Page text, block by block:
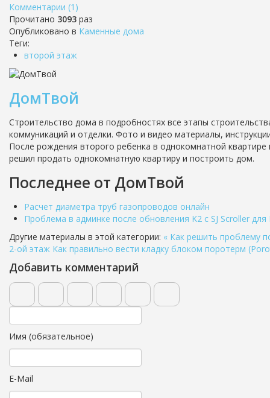
Комментарии (1)
Прочитано 3093раз
Опубликовано в Каменные дома
Теги:
второй этаж
ДомТвой
Строительство дома в подробностях все этапы
коммуникаций и отделки. Фото и видео материалы,
После рождения второго ребенка в однокомнатной
решил продать однокомнатную квартиру и построить дом.
Последнее от ДомТвой
Расчет диаметра труб газопроводов онлайн
Проблема в админке после обновления K2 с SJ Scroller для
Другие материалы в этой категории: « Как решить проблему
2-ой этаж Как правильно вести кладку блоком поротерм
Добавить комментарий
Имя (обязательное)
E-Mail